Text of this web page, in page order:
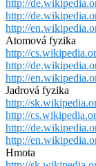
http://
http://
http://
Atomová fyzika
http://
http://
http://
Jadrová fyzika
http://
http://
http://
http://
Hmota